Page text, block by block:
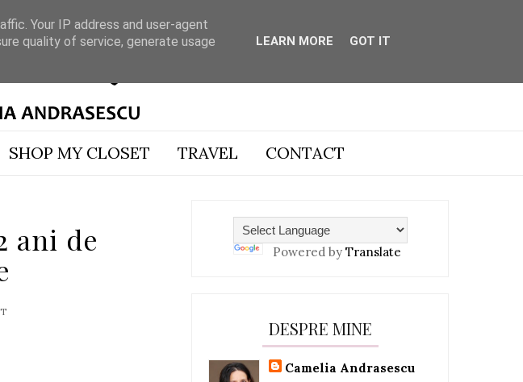
SHOP MY CLOSET TRAVEL CONTACT
ani de
Powered by Translate
DESPRE MINE
Camelia Andrasescu
Your IP address and user-agent
quality of service, generate usage
LEARN MORE GOT IT